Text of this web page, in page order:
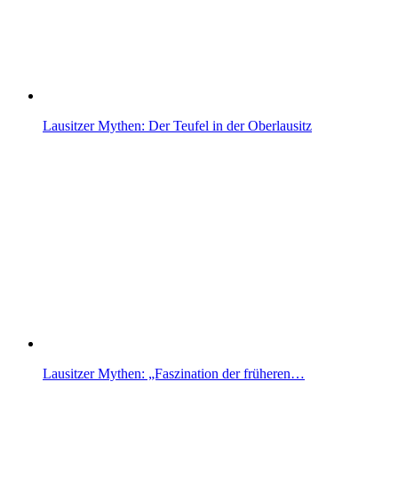
Lausitzer Mythen: Der Teufel in der Oberlausitz
Lausitzer Mythen: „Faszination der früheren…